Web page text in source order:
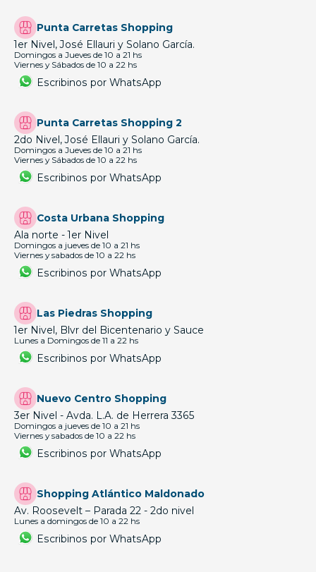
Punta Carretas Shopping
1er Nivel, José Ellauri y Solano García.
Domingos a Jueves de 10 a 21 hs
Viernes y Sábados de 10 a 22 hs
Escribinos por WhatsApp
Punta Carretas Shopping 2
2do Nivel, José Ellauri y Solano García.
Domingos a Jueves de 10 a 21 hs
Viernes y Sábados de 10 a 22 hs
Escribinos por WhatsApp
Costa Urbana Shopping
Ala norte - 1er Nivel
Domingos a jueves de 10 a 21 hs
Viernes y sabados de 10 a 22 hs
Escribinos por WhatsApp
Las Piedras Shopping
1er Nivel, Blvr del Bicentenario y Sauce
Lunes a Domingos de 11 a 22 hs
Escribinos por WhatsApp
Nuevo Centro Shopping
3er Nivel - Avda. L.A. de Herrera 3365
Domingos a jueves de 10 a 21 hs
Viernes y sabados de 10 a 22 hs
Escribinos por WhatsApp
Shopping Atlántico Maldonado
Av. Roosevelt – Parada 22 - 2do nivel
Lunes a domingos de 10 a 22 hs
Escribinos por WhatsApp